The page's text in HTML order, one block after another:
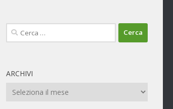
Ricerca
per:
ARCHIVI
Archivi